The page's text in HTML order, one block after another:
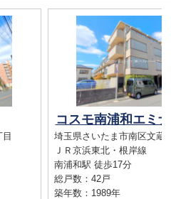
コスモ南浦和エミ
埼玉県さいたま市南区文蔵
ＪＲ京浜東北・根岸線
南浦和駅 徒歩17分
総戸数：42戸
築年数：1989年